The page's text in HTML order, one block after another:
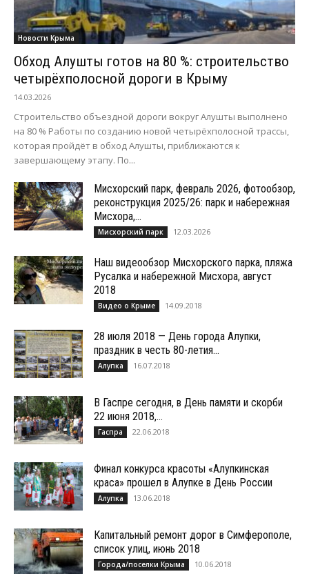
Новости Крыма
Обход Алушты готов на 80 %: строительство
четырёхполосной дороги в Крыму
14.03.2026
Строительство объездной дороги вокруг Алушты выполнено
на 80 % Работы по созданию новой четырёхполосной трассы,
которая пройдёт в обход Алушты, приближаются к
завершающему этапу. По...
Мисхорский парк, февраль 2026, фотообзор,
реконструкция 2025/26: парк и набережная
Мисхора,...
Мисхорский парк 12.03.2026
Наш видеообзор Мисхорского парка, пляжа
Русалка и набережной Мисхора, август
2018
Видео о Крыме 14.09.2018
28 июля 2018 — День города Алупки,
праздник в честь 80-летия...
Алупка 16.07.2018
В Гаспре сегодня, в День памяти и скорби
22 июня 2018,...
Гаспра 22.06.2018
Финал конкурса красоты «Алупкинская
краса» прошел в Алупке в День России
Алупка 13.06.2018
Капитальный ремонт дорог в Симферополе,
список улиц, июнь 2018
Города/поселки Крыма 10.06.2018